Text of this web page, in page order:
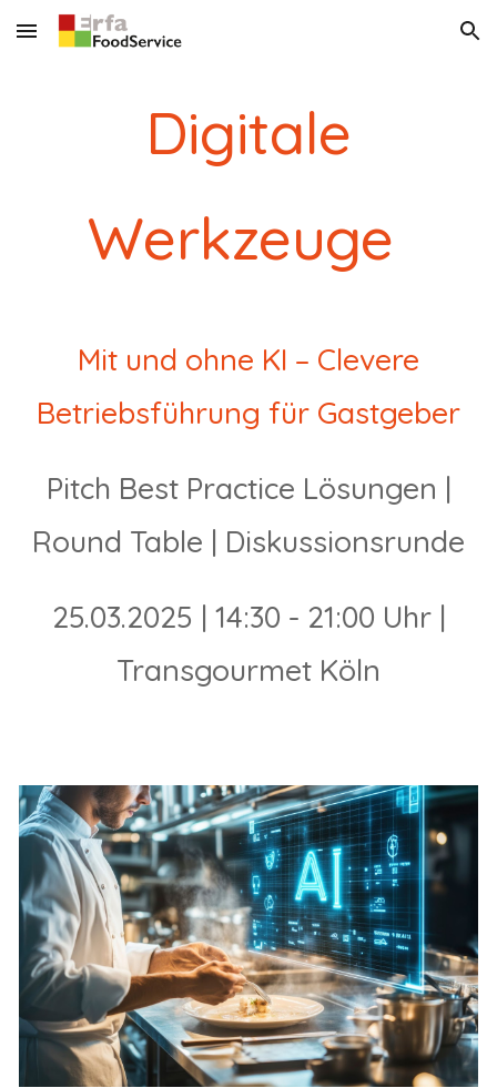
Skip to main content Skip to navigation
Digitale
Werkzeuge
Mit und ohne KI – Clevere
Betriebsführung für Gastgeber
Pitch Best Practice Lösungen |
Round Table | Diskussionsrunde
25.03.2025 | 14:30 - 21:00 Uhr |
Transgourmet Köln